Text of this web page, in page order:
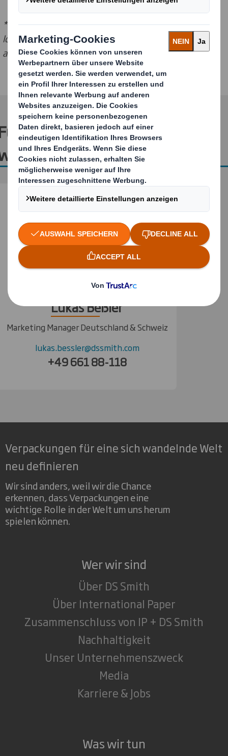
*Der Preis für eine Werksbesichtigung hängt von den
lokalen Richtlinien und der Verfügbarkeit des Werkes
ab.
weitere Informationen
Sie sich bitte an
Lukas Beßler
Marketing Manager Deutschland & Schweiz
lukas.bessler@dssmith.com
+49 661 88-118
Verpackungen für eine sich wandelnde Welt
neu definieren
Wir sind anders, weil wir die Chance
erkennen, dass Verpackungen eine
wichtige Rolle in der Welt um uns herum
spielen können.
Wer wir sind
Über DS Smith
Über International Paper
Zusammenschluss von IP + DS Smith
Nachhaltigkeit
Unser Unternehmenszweck
Media
Karriere & Jobs
Was wir tun